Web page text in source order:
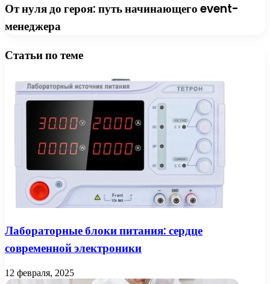
От нуля до героя: путь начинающего event-
менеджера
Статьи по теме
Лабораторные блоки питания: сердце
современной электроники
12 февраля, 2025